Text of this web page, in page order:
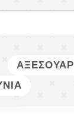
ΑΞΕΣΟΥΑΡ